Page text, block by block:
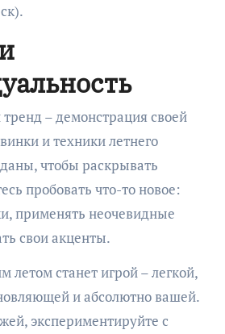
– демонстрация своей
и техники летнего
чтобы раскрывать
пробовать что-то новое:
применять неочевидные
свои акценты.
летом станет игрой – легкой,
и абсолютно вашей.
экспериментируйте с